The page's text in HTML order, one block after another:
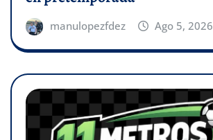
manulopezfdez Ago 5, 2026